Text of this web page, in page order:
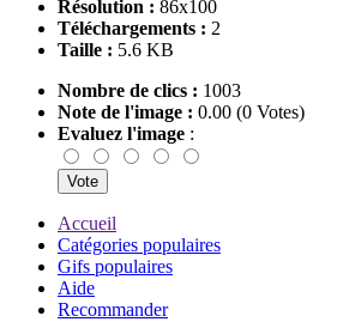
Résolution : 86x100
Téléchargements : 2
Taille : 5.6 KB
Nombre de clics : 1003
Note de l'image : 0.00 (0 Votes)
Evaluez l'image :
Accueil
Catégories populaires
Gifs populaires
Aide
Recommander